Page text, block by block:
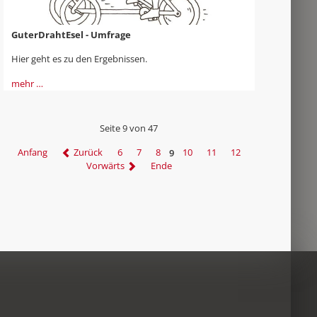
GuterDrahtEsel - Umfrage
Hier geht es zu den Ergebnissen.
mehr …
Seite 9 von 47
Anfang
Zurück 6 7 8 9 10 11
12
Vorwärts
Ende